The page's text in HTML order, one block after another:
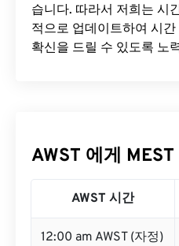
습니다. 따라서 저희는 시
적으로 업데이트하여 시
확신을 드릴 수 있도록 노
AWST 에게
AWST 시간
12:00 am AWST (자정)